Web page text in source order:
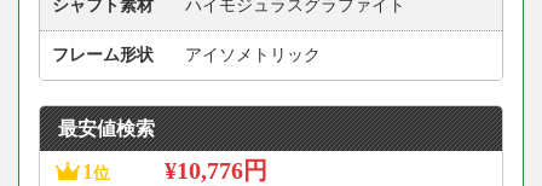
シャフト素材 ハイモジュラスグラファイト
フレーム形状 アイソメトリック
最安値検索
1位 ¥10,776円